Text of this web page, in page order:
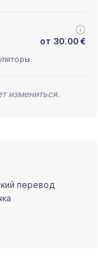
от 30.00 €
измениться.
перевод